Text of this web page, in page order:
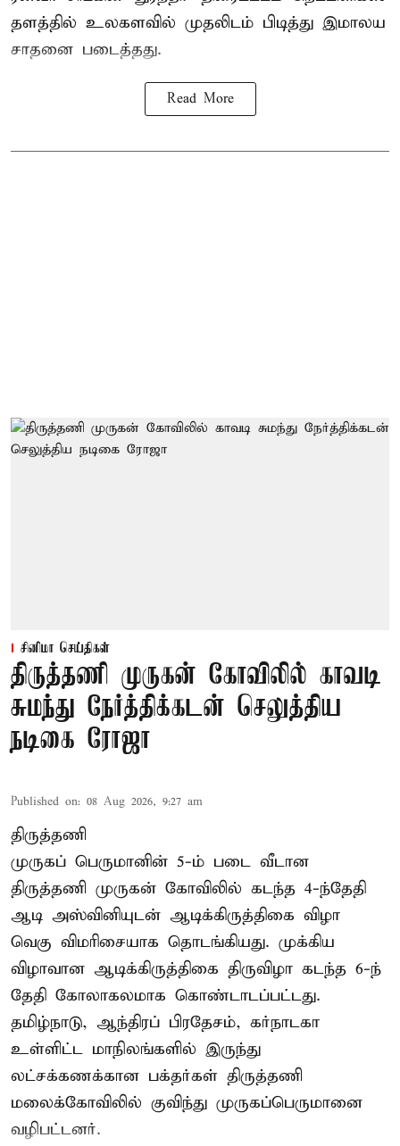
தளத்தில் உலகளவில் முதலிடம் பிடித்து இமாலய
சாதனை படைத்தது.
Read More
சினிமா செய்திகள்
திருத்தணி முருகன் கோவிலில் காவடி
சுமந்து நேர்த்திக்கடன் செலுத்திய
நடிகை ரோஜா
Published on: 08 Aug 2026, 9:27 am
திருத்தணி
முருகப் பெருமானின் 5-ம் படை வீடான
திருத்தணி முருகன் கோவிலில் கடந்த 4-ந்தேதி
ஆடி அஸ்வினியுடன் ஆடிக்கிருத்திகை விழா
வெகு விமரிசையாக தொடங்கியது. முக்கிய
விழாவான ஆடிக்கிருத்திகை திருவிழா கடந்த 6-ந்
தேதி கோலாகலமாக கொண்டாடப்பட்டது.
தமிழ்நாடு, ஆந்திரப் பிரதேசம், கர்நாடகா
உள்ளிட்ட மாநிலங்களில் இருந்து
லட்சக்கணக்கான பக்தர்கள் திருத்தணி
மலைக்கோவிலில் குவிந்து முருகப்பெருமானை
வழிபட்டனர்.